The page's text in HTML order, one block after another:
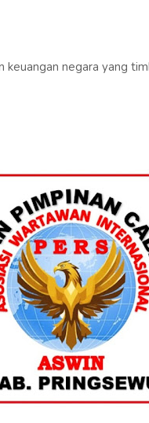
negara yang